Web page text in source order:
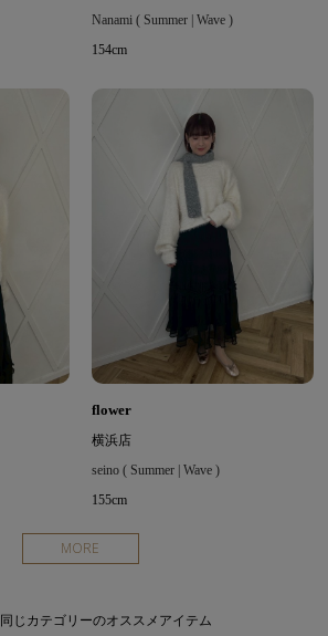
Nanami ( Summer | Wave )
154cm
flower
横浜店
seino ( Summer | Wave )
155cm
MORE
同じカテゴリーのオススメアイテム